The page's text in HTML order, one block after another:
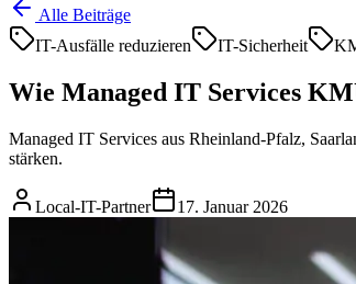
Alle Beiträge
IT-Ausfälle reduzieren
IT-Sicherheit
Wie Managed IT Services
Managed IT Services aus Rheinland-Pfalz,
stärken.
Local-IT-Partner 17. Januar 2026